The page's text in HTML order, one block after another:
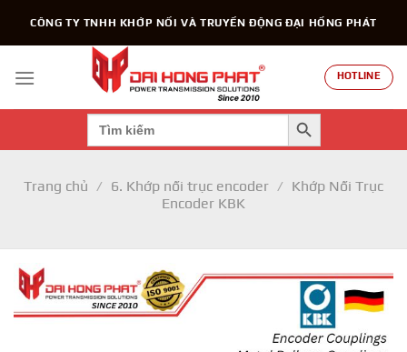
dung
CÔNG TY TNHH KHỚP NỐI VÀ TRUYỀN ĐỘNG ĐẠI HỒNG PHÁT
HOTLINE
Search
for:
SEARCH BUTTON
Trang chủ / 6. Khớp nối trục encoder / Khớp Nối Trục
Encoder KBK